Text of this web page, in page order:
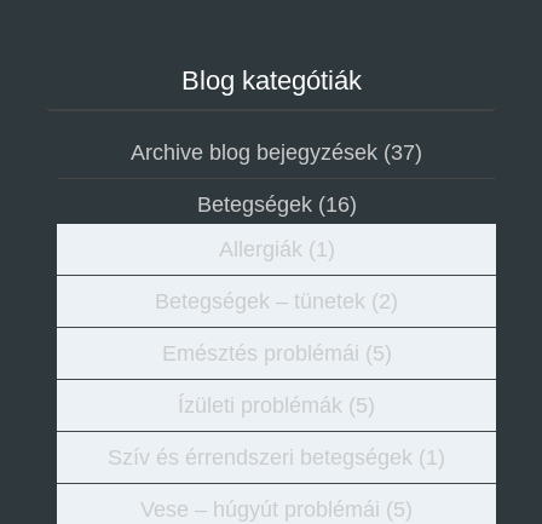
Blog kategótiák
Archive blog bejegyzések (37)
Betegségek(16)
Allergiák(1)
Betegségek – tünetek (2)
Emésztés problémái (5)
Ízületi problémák (5)
Szív és érrendszeri betegségek (1)
Vese – húgyút problémái (5)